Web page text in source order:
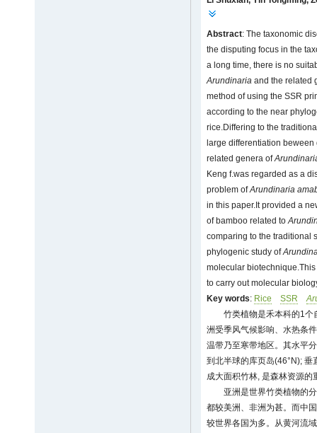
Abstract: The taxonomic
the disputing focus in the
a long time, there is no
Arundinaria and the related
method of using the SSR
according to the near
rice.Differing to the
large differentiation
related genera of
Keng f.was regarded as a
problem ofArundinaria
in this paper.It provided a
of bamboo related to
comparing to the traditional
phylogenic study of
molecular
to carry out molecular
Key words: Rice SSR
竹类植物是禾本科的1个
洲受季风气候影响、水热条
温带乃至寒带地区。其水平
到北半球的库页岛(46°N);
成大面积竹林, 是森林资源的
亚洲是世界竹类植物的
都较美洲、非洲为甚。而中
较世界各国为多。从黄河流